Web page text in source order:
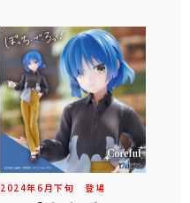
2024年6 月下旬 登場